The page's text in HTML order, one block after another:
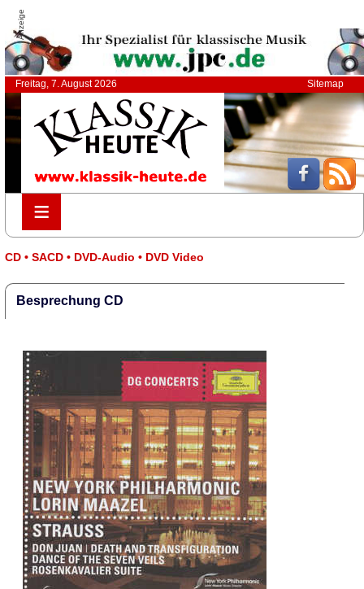
Anzeige
Freitag, 7. August 2026 Sitemap
≡
≡
CD • SACD • DVD-Audio • DVD Video
Besprechung CD